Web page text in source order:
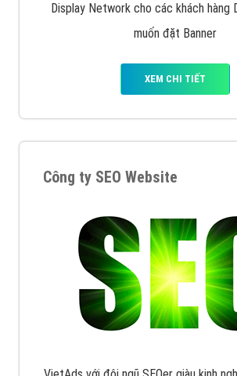
Display Network cho các khách hàng
muốn đặt Banner
XEM CHI TIẾT
Công ty SEO Website